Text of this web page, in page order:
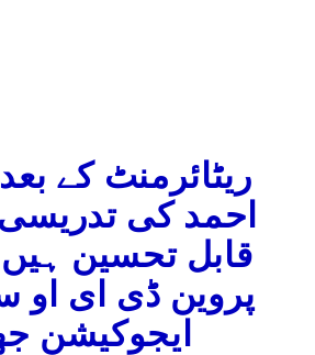
ریٹائرمنٹ کے
احمد کی
قابل تحسین
پروین ڈی ای او
ایجوکیشن